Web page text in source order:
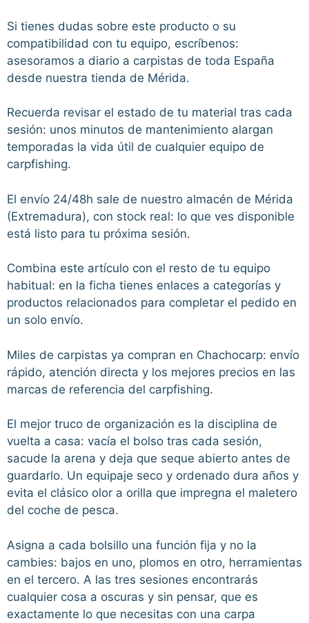
Si tienes dudas sobre este producto o su
compatibilidad con tu equipo, escríbenos:
asesoramos a diario a carpistas de toda España
desde nuestra tienda de Mérida.
Recuerda revisar el estado de tu material tras cada
sesión: unos minutos de mantenimiento alargan
temporadas la vida útil de cualquier equipo de
carpfishing.
El envío 24/48h sale de nuestro almacén de Mérida
(Extremadura), con stock real: lo que ves disponible
está listo para tu próxima sesión.
Combina este artículo con el resto de tu equipo
habitual: en la ficha tienes enlaces a categorías y
productos relacionados para completar el pedido en
un solo envío.
Miles de carpistas ya compran en Chachocarp: envío
rápido, atención directa y los mejores precios en las
marcas de referencia del carpfishing.
El mejor truco de organización es la disciplina de
vuelta a casa: vacía el bolso tras cada sesión,
sacude la arena y deja que seque abierto antes de
guardarlo. Un equipaje seco y ordenado dura años y
evita el clásico olor a orilla que impregna el maletero
del coche de pesca.
Asigna a cada bolsillo una función fija y no la
cambies: bajos en uno, plomos en otro, herramientas
en el tercero. A las tres sesiones encontrarás
cualquier cosa a oscuras y sin pensar, que es
exactamente lo que necesitas con una carpa